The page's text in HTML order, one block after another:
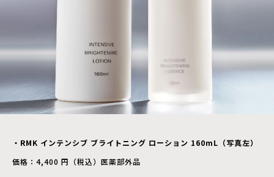
・RMK インテンシブ ブライトニング ローション 160mL（写真左）
価格：4,400 円（税込）医薬部外品